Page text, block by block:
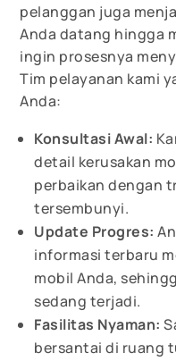
pelanggan juga
Anda datang hingga
ingin prosesnya
Tim pelayanan kami
Anda:
Konsultasi Awal:
detail kerusakan
perbaikan dengan
tersembunyi.
Update Progres:
informasi terbaru
mobil Anda,
sedang terjadi.
Fasilitas Nyaman:
bersantai di ruang